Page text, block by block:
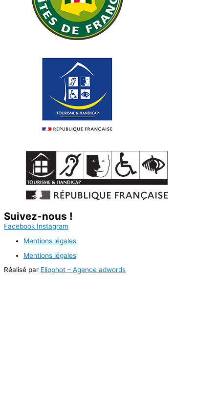
Suivez-nous !
Facebook Instagram
Mentions légales
Mentions légales
Réalisé par Eliophot – Agence adwords